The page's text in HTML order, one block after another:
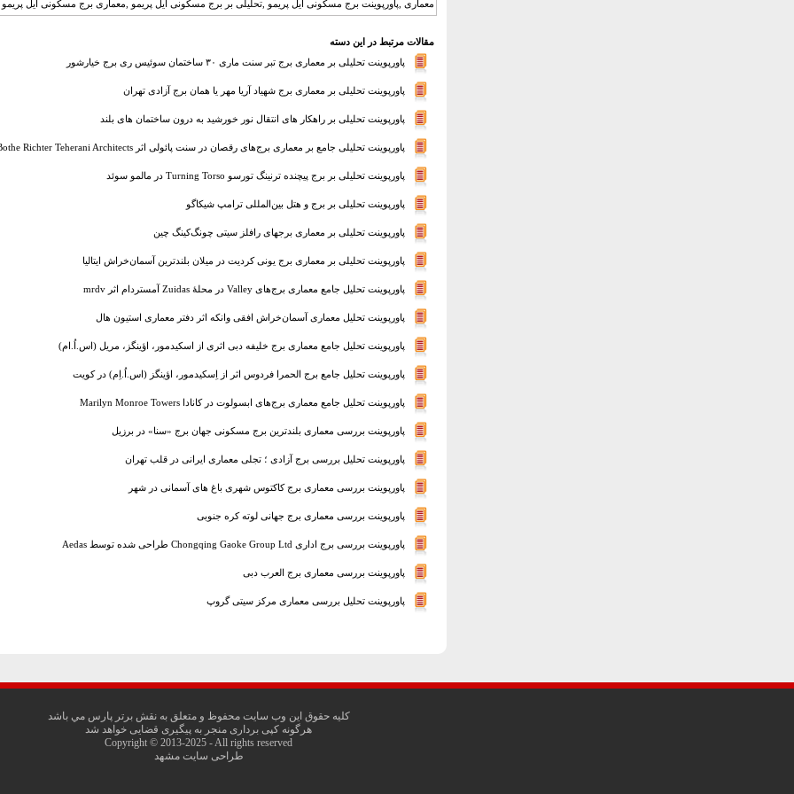
معماری ,پاورپوینت برج مسکونی ایل پریمو ,تحلیلی بر برج مسکونی ایل پریمو ,معماری برج مسکونی ایل
مقالات مرتبط در این دسته
پاورپوینت تحلیلی بر معماری برج تبر سنت ماری ۳۰ ساختمان سوئیس ری برج خیارشور
پاورپوینت تحلیلی بر معماری برج شهیاد آریا مهر یا همان برج آزادی تهران
پاورپوینت تحلیلی بر راهکار های انتقال نور خورشید به درون ساختمان های بلند
پاورپوینت تحلیلی جامع بر معماری برج‌های رقصان در سنت پائولی اثر BRT - Bothe Richter Teherani Architects
پاورپوینت تحلیلی بر برج پیچنده ترنینگ تورسو Turning Torso در مالمو سوئد
پاورپوینت تحلیلی بر برج و هتل بین‌المللی ترامپ شیکاگو
پاورپوینت تحلیلی بر معماری برجهای رافلز سیتی چونگ‌کینگ چین
پاورپوینت تحلیلی بر معماری برج یونی کردیت در میلان بلندترین آسمان‌خراش ایتالیا
پاورپوینت تحلیل جامع معماری برج‌های Valley در محلهٔ Zuidas آمستردام اثر mrdv
پاورپوینت تحلیل معماری آسمان‌خراش افقی وانکه اثر دفتر معماری استیون هال
پاورپوینت تحلیل جامع معماری برج خلیفه دبی اثری از اسکیدمور، اؤینگز، مریل (اس.اُ.ام)
پاورپوینت تحلیل جامع برج الحمرا فردوس اثر از اِسکیدمور، اؤینگز (اس.اُ.اِم) در کویت
پاورپوینت تحلیل جامع معماری برج‌های ابسولوت در کانادا Marilyn Monroe Towers
پاورپوینت بررسی معماری بلندترین برج مسکونی جهان برج «سنا» در برزیل
پاورپوینت تحلیل بررسی برج آزادی ؛ تجلی معماری ایرانی در قلب تهران
پاورپوینت بررسی معماری برج کاکتوس شهری باغ های آسمانی در شهر
پاورپوینت بررسی معماری برج جهانی لوته کره جنوبی
پاورپوینت بررسی برج اداری Chongqing Gaoke Group Ltd طراحی شده توسط Aedas
پاورپوینت بررسی معماری برج العرب دبی
پاورپوینت تحلیل بررسی معماری مرکز سیتی گروپ
کليه حقوق اين وب سايت محفوظ و متعلق به نقش برتر پارس مي باشد
هرگونه کپی برداری منجر به پیگیری قضایی خواهد شد
Copyright © 2013-2025 - All rights reserved
طراحی سایت مشهد